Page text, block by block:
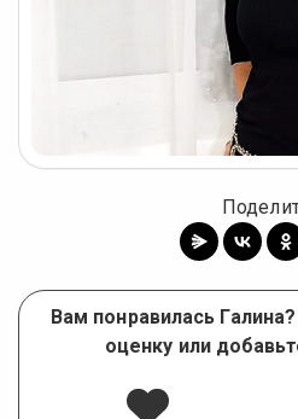
Вам понравилась
оценку или